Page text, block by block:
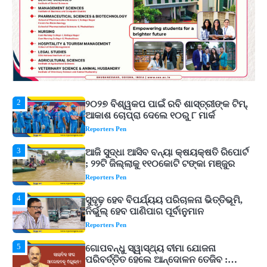
Shiva Mantras Sawan 2026: ଶ୍ରାବଣରେ
ନିୟମିତ ଜପ କରନ୍ତୁ ଭଗବାନ ଶିବଙ୍କ ଏହି
୩ଟି ଶକ୍ତିଶାଳୀ ମନ୍ତ୍ର, ଦୂର ହୋଇପାରେ
ଆର୍ଥିକ ସଙ୍କଟ
୨୦୨୭ ବିଶ୍ୱକପ ପାଇଁ ରବି ଶାସ୍ତ୍ରୀଙ୍କ ଟିମ୍,
ଆକାଶ ଚୋପ୍ରା ଦେଲେ ୧୦ରୁ ୮ ମାର୍କ
Reporters Pen
3
ଆଜି ସୁଦ୍ଧା ଆସିବ ବନ୍ୟା କ୍ଷୟକ୍ଷତି ରିପୋର୍ଟ
; ୨୨ଟି ଜିଲ୍ଲାକୁ ୧୧୦କୋଟି ଟଙ୍କା ମଞ୍ଜୁର
Reporters Pen
4
ସୁଦୃଢ଼ ହେବ ବିପର୍ଯ୍ୟୟ ପରିଚାଳନା ଭିତ୍ତିଭୂମି,
ନିର୍ଭୁଲ୍ ହେବ ପାଣିପାଗ ପୂର୍ବାନୁମାନ
Reporters Pen
5
ଗୋପବନ୍ଧୁ ସ୍ୱାସ୍ଥ୍ୟ ବୀମା ଯୋଜନା
ପରିବର୍ତ୍ତିତ ହେଲେ ଆନ୍ଦୋଳନ ତେଜିବ :
ଉତ୍କଳ ସାମ୍ବାଦିକ ସଂଘ
Reporters Pen
1
Shiva Mantras Sawan 2026: ଶ୍ରାବଣରେ
ନିୟମିତ ଜପ କରନ୍ତୁ ଭଗବାନ ଶିବଙ୍କ ଏହି